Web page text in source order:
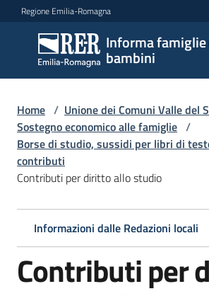
Vai al contenuto
Vai alla navigazione
Vai al footer
Regione Emilia-Romagna
Informa famiglie
bambini
Informa
famiglie
e
bambini
Argomenti
Servizi
Centri
per
Home / Unione dei Comuni Valle del
Sostegno economico alle famiglie /
Borse di studio, sussidi per libri di
contributi
Contributi per diritto allo studio
Informazioni dalle Redazioni locali
Contributi per